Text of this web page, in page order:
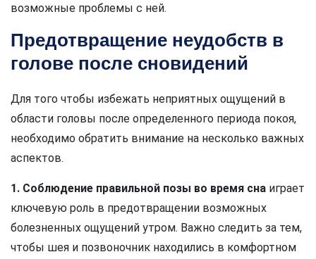
возможные проблемы с ней.
Предотвращение неудобств в
голове после сновидений
Для того чтобы избежать неприятных ощущений в
области головы после определенного периода покоя,
необходимо обратить внимание на несколько важных
аспектов.
1. Соблюдение правильной позы во время сна играет
ключевую роль в предотвращении возможных
болезненных ощущений утром. Важно следить за тем,
чтобы шея и позвоночник находились в комфортном